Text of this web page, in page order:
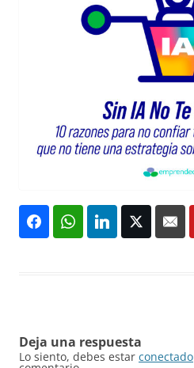
Deja una respuesta
Lo siento, debes estar conectado